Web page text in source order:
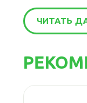
ЧИТАТЬ